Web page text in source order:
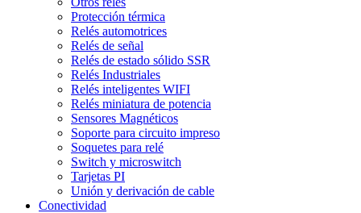
Protección térmica
Relés automotrices
Relés de señal
Relés de estado sólido SSR
Relés Industriales
Relés inteligentes WIFI
Relés miniatura de potencia
Sensores Magnéticos
Soporte para circuito impreso
Soquetes para relé
Switch y microswitch
Tarjetas PI
Unión y derivación de cable
Conectividad